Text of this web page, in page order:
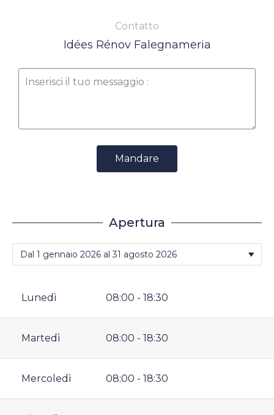
Contatto
Idées Rénov Falegnameria
Mandare
Apertura
Lunedì 08:00 - 18:30
Martedì 08:00 - 18:30
Mercoledì 08:00 - 18:30